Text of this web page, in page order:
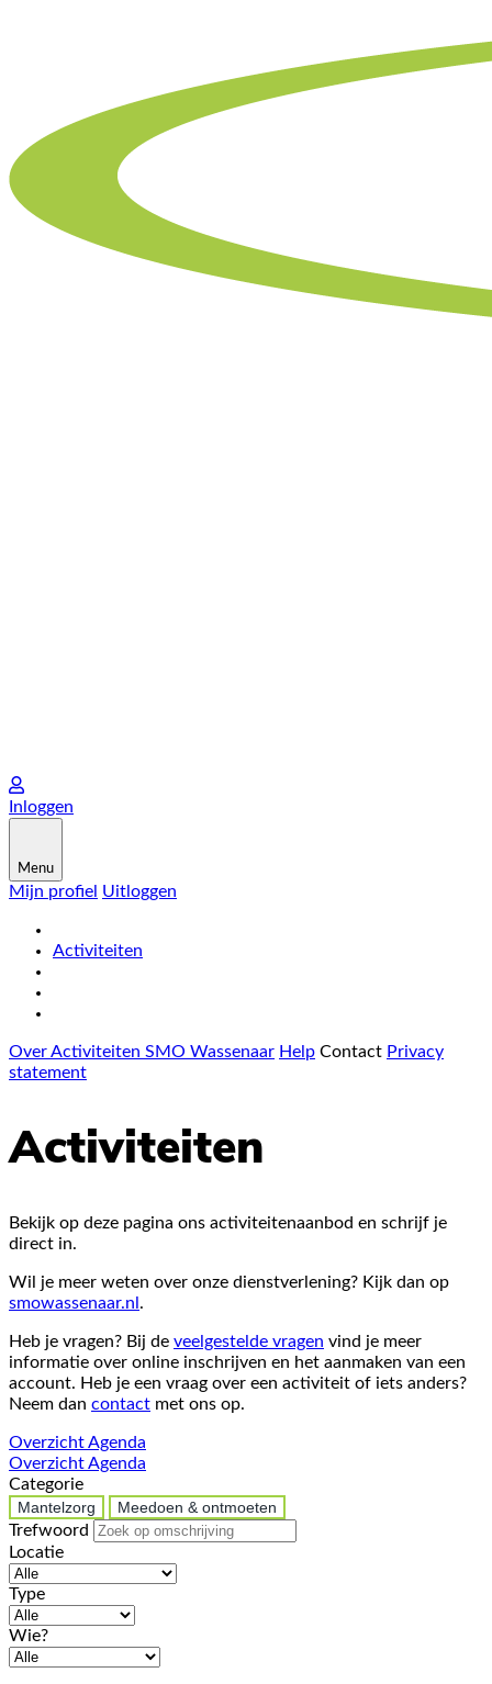
Inloggen
Menu
Mijn profiel Uitloggen
Activiteiten
Over Activiteiten SMO Wassenaar Help Contact Privacy
statement
Activiteiten
Bekijk op deze pagina ons activiteitenaanbod en schrijf je
direct in.
Wil je meer weten over onze dienstverlening? Kijk dan op
smowassenaar.nl .
Heb je vragen? Bij de veelgestelde vragen vind je meer
informatie over online inschrijven en het aanmaken van een
account. Heb je een vraag over een activiteit of iets anders?
Neem dan contact met ons op.
OverzichtAgenda
OverzichtAgenda
Categorie
Mantelzorg
Meedoen & ontmoeten
Trefwoord
Locatie
Type
Wie?